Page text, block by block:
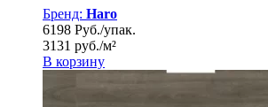
Бренд: Haro
6198 Руб./упак.
3131 руб./м²
В корзину